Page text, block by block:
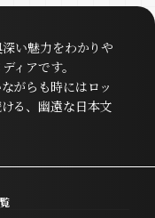
い魅力をわかりや
ィアです。
がらも時にはロッ
る、幽遠な日本文